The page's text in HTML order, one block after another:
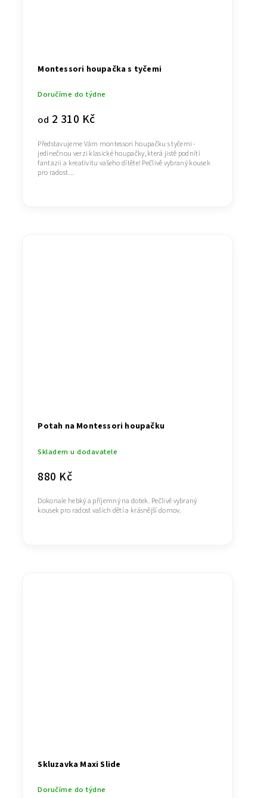
Montessori houpačka s tyčemi
Doručíme do týdne
od 2 310 Kč
Představujeme Vám montessori houpačku s tyčemi -
jedinečnou verzi klasické houpačky, která jistě podnítí
fantazii a kreativitu vašeho dítěte! Pečlivě vybraný kousek
pro radost...
Potah na Montessori houpačku
Skladem u dodavatele
880 Kč
Dokonale hebký a příjemný na dotek. Pečlivě vybraný
kousek pro radost vašich dětí a krásnější domov.
Skluzavka Maxi Slide
Doručíme do týdne